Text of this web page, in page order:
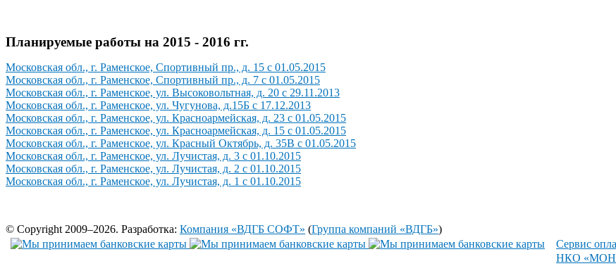
Планируемые работы на 2015 - 2016 гг.
Московская обл., г. Раменское, Спортивный пр., д. 15 с 01.05.2015
Московская обл., г. Раменское, Спортивный пр., д. 7 с 01.05.2015
Московская обл., г. Раменское, ул. Высоковольтная, д. 20 с 29.11.2013
Московская обл., г. Раменское, ул. Чугунова, д.15Б с 17.12.2013
Московская обл., г. Раменское, ул. Красноармейская, д. 23 с 01.05.2015
Московская обл., г. Раменское, ул. Красноармейская, д. 15 с 01.05.2015
Московская обл., г. Раменское, ул. Красный Октябрь, д. 35В с 01.05.2015
Московская обл., г. Раменское, ул. Лучистая, д. 3 с 01.10.2015
Московская обл., г. Раменское, ул. Лучистая, д. 2 с 01.10.2015
Московская обл., г. Раменское, ул. Лучистая, д. 1 с 01.10.2015
© Copyright 2009–2026. Разработка: Компания «ВДГБ СОФТ» (Группа компаний «ВДГБ»)
Сервис
НКО